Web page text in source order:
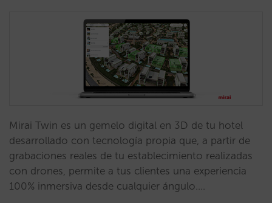
Mirai Twin es un gemelo digital en 3D de tu hotel
desarrollado con tecnología propia que, a partir de
grabaciones reales de tu establecimiento realizadas
con drones, permite a tus clientes una experiencia
100% inmersiva desde cualquier ángulo.…